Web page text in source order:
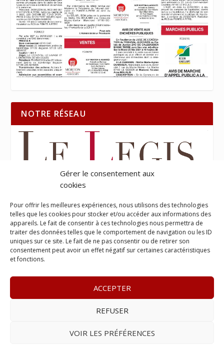
Gérer le consentement aux
cookies
Pour offrir les meilleures expériences, nous utilisons des technologies
telles que les cookies pour stocker et/ou accéder aux informations des
appareils. Le fait de consentir à ces technologies nous permettra de
traiter des données telles que le comportement de navigation ou les ID
uniques sur ce site. Le fait de ne pas consentir ou de retirer son
consentement peut avoir un effet négatif sur certaines caractéristiques
et fonctions.
ACCEPTER
REFUSER
VOIR LES PRÉFÉRENCES
NOTRE RÉSEAU
– www.leprobant.fr –
contact@leprobant.fr–